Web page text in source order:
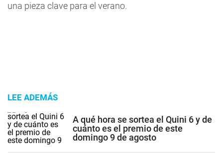
una pieza clave para el verano.
LEE ADEMÁS
A qué hora se sortea el Quini 6 y de
cuánto es el premio de este
domingo 9 de agosto